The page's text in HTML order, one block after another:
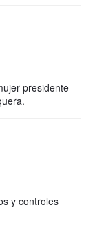
presidente
y controles